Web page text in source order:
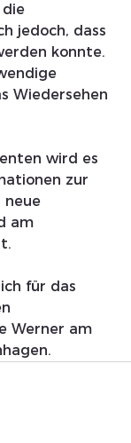
die
jedoch, dass
konnte.
Wiedersehen
wird es
zur
neue
am
für das
Werner am